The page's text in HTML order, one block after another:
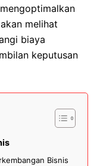
melihat
biaya
keputusan
Bisnis